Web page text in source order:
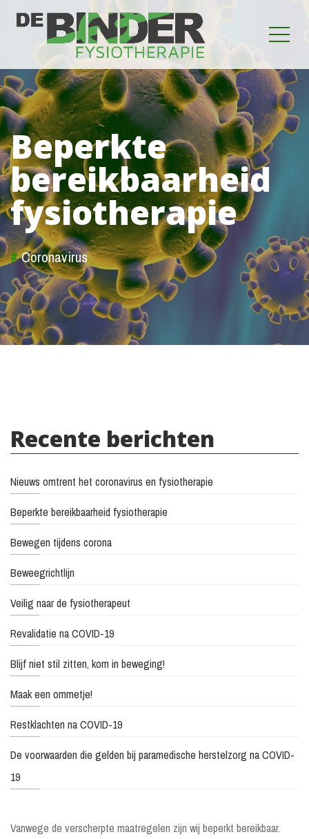
Beperkte
bereikbaarheid
fysiotherapie
#Coronavirus
Recente berichten
Nieuws omtrent het coronavirus en fysiotherapie
Beperkte bereikbaarheid fysiotherapie
Bewegen tijdens corona
Beweegrichtlijn
Veilig naar de fysiotherapeut
Revalidatie na COVID-19
Blijf niet stil zitten, kom in beweging!
Maak een ommetje!
Restklachten na COVID-19
De voorwaarden die gelden bij paramedische herstelzorg na COVID-
19
Vanwege de verscherpte maatregelen zijn wij beperkt bereikbaar.